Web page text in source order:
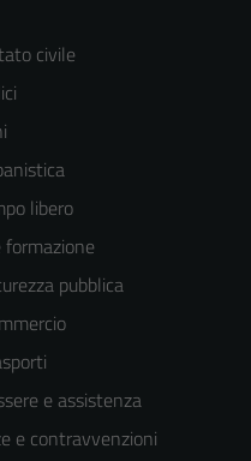
civile
libero
formazione
pubblica
e assistenza
e contravvenzioni